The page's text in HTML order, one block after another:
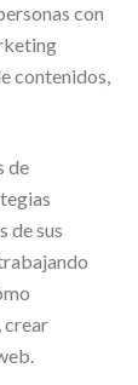
con
contenidos,
de
de sus
crear